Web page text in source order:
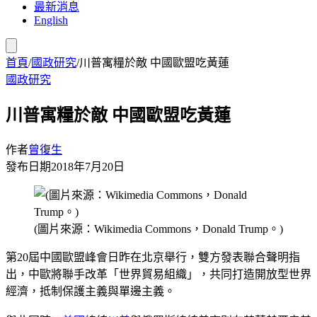
最新消息
English
首頁/國政研究/川普寓糧於敵 中國歐盟吃黃蓮
國政研究
川普寓糧於敵 中國歐盟吃黃蓮
作者曾復生
發布日期2018年7月20日
(圖片來源：Wikimedia Commons，Donald Trump。)
第20屆中國歐盟峰會日昨在北京舉行，雙方發表聯合聲明指
出，中歐將聯手改革「世界貿易組織」，共同打造開放型世界
經濟，抵制保護主義與單邊主義。